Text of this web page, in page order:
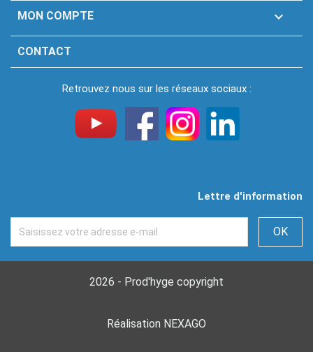
MON COMPTE 
CONTACT
Retrouvez nous sur les réseaux sociaux :
Lettre d'information
2026 - Prod'hyge copyright
Réalisation NEXAGO